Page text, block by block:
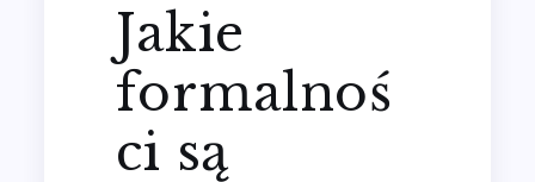
Jakie
formalnoś
ci są